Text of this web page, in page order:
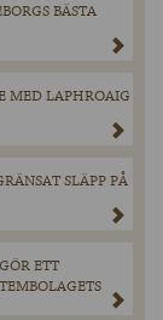
BÄSTA
MED LAPHROAIG
SLÄPP PÅ
ETT